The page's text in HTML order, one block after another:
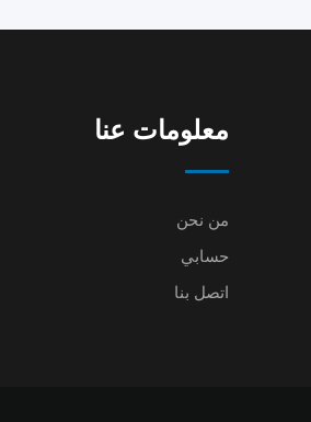
معلومات عنا
من نحن
حسابي
اتصل بنا